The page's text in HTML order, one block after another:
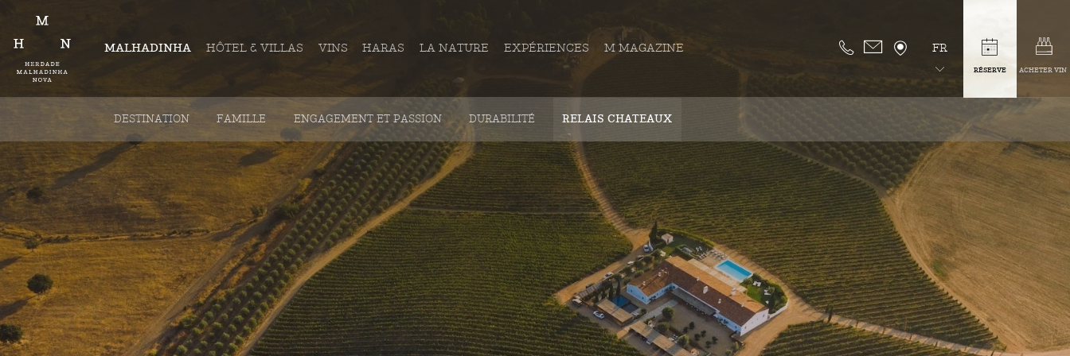
MALHADINHA
DESTINATION FAMILLE ENGAGEMENT ET PASSION DURABILITÉ RELAIS CHATEAUX
HÔTEL & VILLAS VINS HARAS LA NATURE EXPÉRIENCES M MAGAZINE FR
RÉSERVE ACHETER VIN